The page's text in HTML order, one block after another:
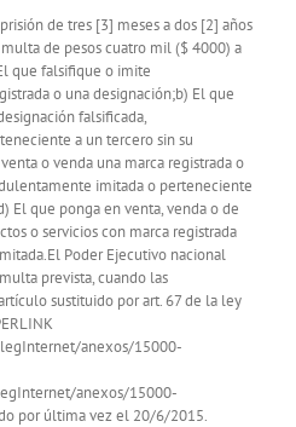
de tres [3] meses a dos [2] años
de pesos cuatro mil ($ 4000) a
que falsifique o imite
o una designación;b) El que
falsificada,
a un tercero sin su
o venda una marca registrada o
imitada o perteneciente
El que ponga en venta, venda o de
o servicios con marca registrada
Poder Ejecutivo nacional
prevista, cuando las
sustituido por art. 67 de la ley
anexos/15000-
anexos/15000-
por última vez el 20/6/2015.